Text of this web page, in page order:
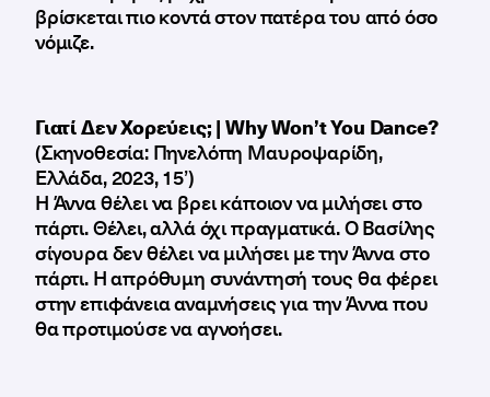
βρίσκεται πιο κοντά στον πατέρα του από όσο
νόμιζε.
Γιατί Δεν Χορεύεις; | Why Won’t You Dance?
(Σκηνοθεσία: Πηνελόπη Μαυροψαρίδη,
Ελλάδα, 2023, 15’)
Η Άννα θέλει να βρει κάποιον να μιλήσει στο
πάρτι. Θέλει, αλλά όχι πραγματικά. Ο Βασίλης
σίγουρα δεν θέλει να μιλήσει με την Άννα στο
πάρτι. Η απρόθυμη συνάντησή τους θα φέρει
στην επιφάνεια αναμνήσεις για την Άννα που
θα προτιμούσε να αγνοήσει.